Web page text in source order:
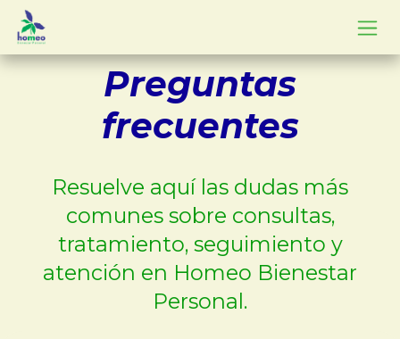
Ir al contenido
Preguntas
frecuentes
Resuelve aquí las dudas más
comunes sobre consultas,
tratamiento, seguimiento y
atención en Homeo Bienestar
Personal.